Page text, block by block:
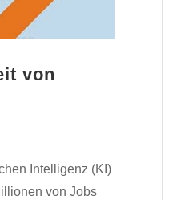
von
Intelligenz (KI)
von Jobs